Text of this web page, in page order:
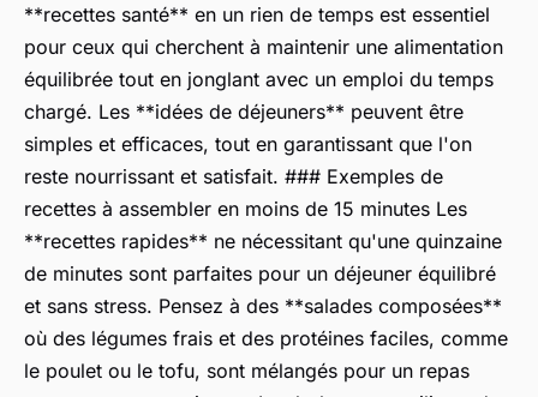
**recettes santé** en un rien de temps est essentiel
pour ceux qui cherchent à maintenir une alimentation
équilibrée tout en jonglant avec un emploi du temps
chargé. Les **idées de déjeuners** peuvent être
simples et efficaces, tout en garantissant que l'on
reste nourrissant et satisfait. ### Exemples de
recettes à assembler en moins de 15 minutes Les
**recettes rapides** ne nécessitant qu'une quinzaine
de minutes sont parfaites pour un déjeuner équilibré
et sans stress. Pensez à des **salades composées**
où des légumes frais et des protéines faciles, comme
le poulet ou le tofu, sont mélangés pour un repas